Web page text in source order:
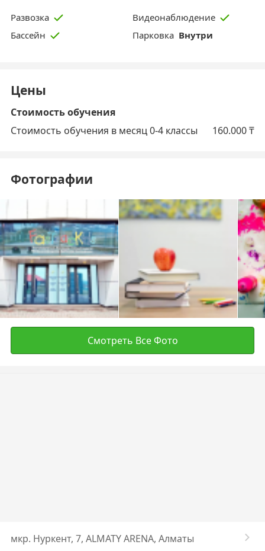
Развозка
Видеонаблюдение
Бассейн
Парковка Внутри
Цены
Стоимость обучения
Стоимость обучения в месяц 0-4 классы
160.000₸
Фотографии
Смотреть Все Фото
мкр. Нуркент, 7, ALMATY ARENA, Алматы